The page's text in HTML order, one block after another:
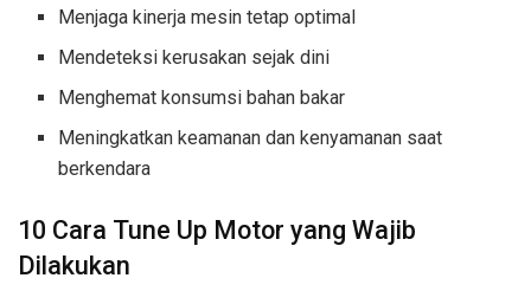
Menjaga kinerja mesin tetap optimal
Mendeteksi kerusakan sejak dini
Menghemat konsumsi bahan bakar
Meningkatkan keamanan dan kenyamanan saat
berkendara
10 Cara Tune Up Motor yang Wajib
Dilakukan